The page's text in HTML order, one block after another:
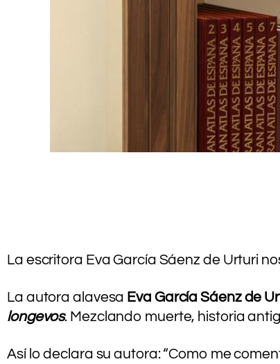
La escritora Eva García Sáenz de Urturi
La autora alavesa Eva García Sáenz de
longevos. Mezclando muerte, historia
Así lo declara su autora: “Como me